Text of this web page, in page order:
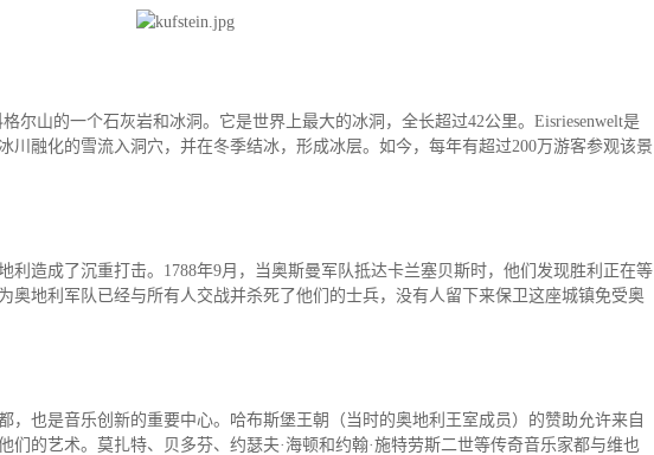
保(六分制)
移民
泰国DTV居留
土耳其存款护照
西班牙非盈利居留
香港专才计划
香港优才计划
尔山的一个石灰岩和冰洞。它是世界上最大的冰洞，全长超过42公里。Eisriesenwelt是
川融化的雪流入洞穴，并在冬季结冰，形成冰层。如今，每年有超过200万游客参观该景
利造成了沉重打击。1788年9月，当奥斯曼军队抵达卡兰塞贝斯时，他们发现胜利正在等
奥地利军队已经与所有人交战并杀死了他们的士兵，没有人留下来保卫这座城镇免受奥
，也是音乐创新的重要中心。哈布斯堡王朝（当时的奥地利王室成员）的赞助允许来自
们的艺术。莫扎特、贝多芬、约瑟夫·海顿和约翰·施特劳斯二世等传奇音乐家都与维也